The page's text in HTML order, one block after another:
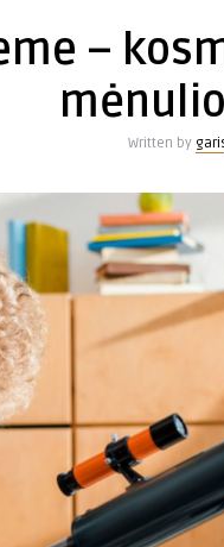
–
Written by